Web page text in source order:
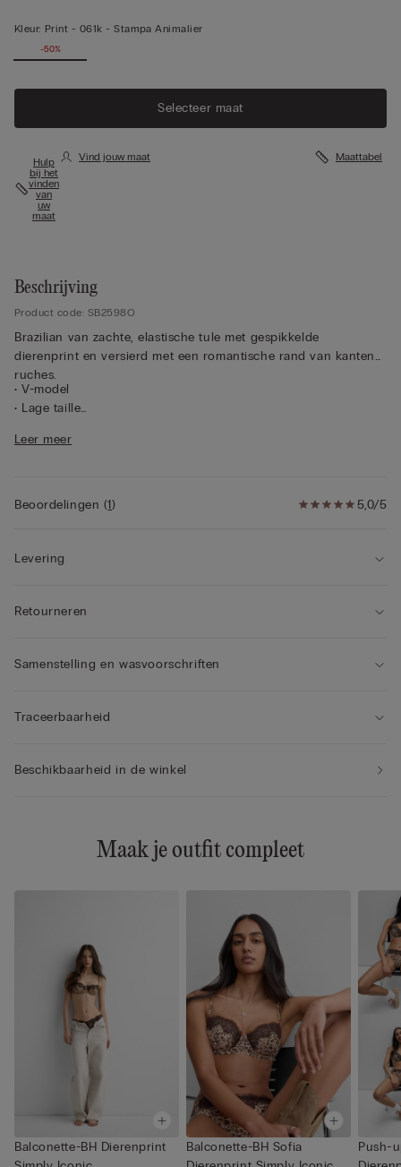
Kleur: Print - 061k - Stampa Animalier
-50%
Selecteer maat
Hulp
bij het
vinden
van
uw
maat
Vind jouw maat Maattabel
Beschrijving
Product code: SB2598O
Brazilian van zachte, elastische tule met gespikkelde
dierenprint en versierd met een romantische rand van kanten
ruches.
• V-model
• Lage taille
• Nauwsluitende pasvorm
Leer meer
5,0/5
Beoordelingen (1)
Levering
Retourneren
Samenstelling en wasvoorschriften
Traceerbaarheid
Beschikbaarheid in de winkel
Maak je outfit compleet
Balconette-BH Dierenprint
Balconette-BH Sofia
Push-